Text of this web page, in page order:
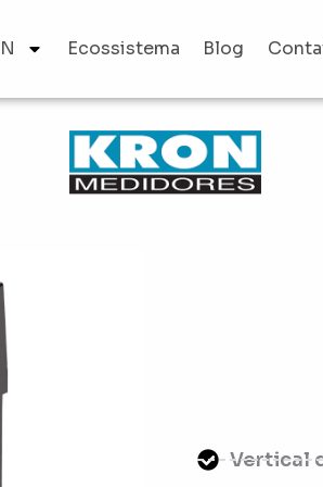
Ecossistema Blog
Vertical